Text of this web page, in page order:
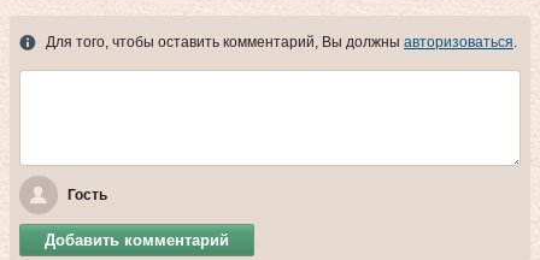
Для того, чтобы оставить комментарий, Вы должны авторизоваться.
Гость
Добавить комментарий